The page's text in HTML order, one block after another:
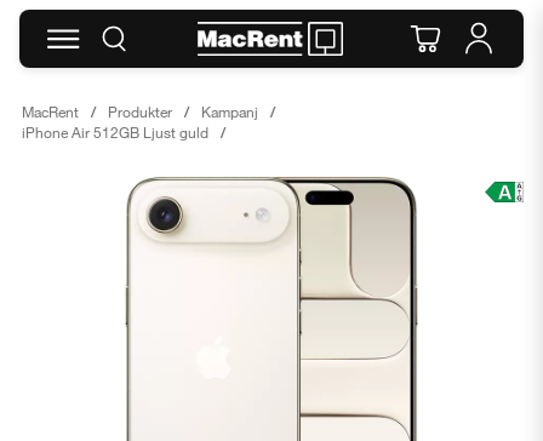
MacRent Produkter
Kampanj
iPhone Air 512GB Ljust guld